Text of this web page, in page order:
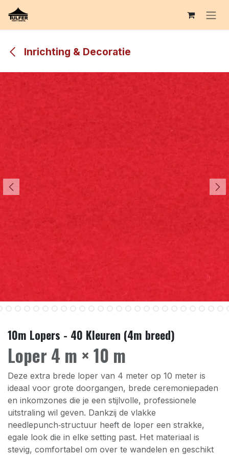
Overslaan naar inhoud
Inrichting & Decoratie
10m Lopers - 40 Kleuren (4m breed)
Loper 4 m × 10 m
Deze extra brede loper van 4 meter op 10 meter is
ideaal voor grote doorgangen, brede ceremoniepaden
en inkomzones die je een stijlvolle, professionele
uitstraling wil geven. Dankzij de vlakke
needlepunch‑structuur heeft de loper een strakke,
egale look die in elke setting past. Het materiaal is
stevig, comfortabel om over te wandelen en geschikt